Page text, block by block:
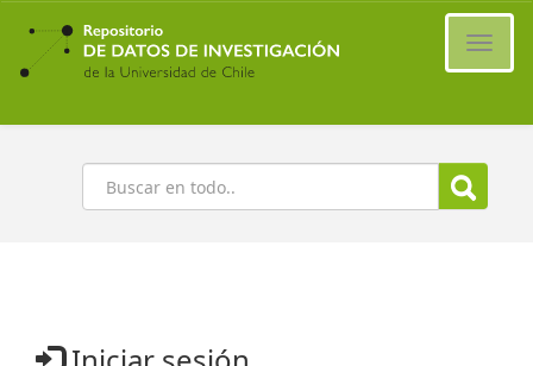
Ir
contenido
principal
Buscar